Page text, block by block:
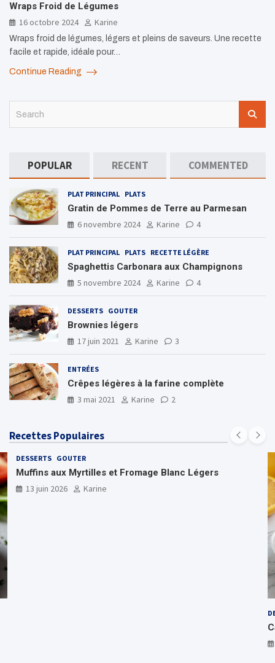
Wraps Froid de Légumes
16 octobre 2024
Karine
Wraps froid de légumes, légers et pleins de saveurs. Une recette
facile et rapide, idéale pour…
Continue Reading
POPULAR RECENT COMMENTED
PLAT PRINCIPAL PLATS
Gratin de Pommes de Terre au Parmesan
6 novembre 2024
Karine 4
PLAT PRINCIPAL PLATS RECETTE LÉGÈRE
Spaghettis Carbonara aux Champignons
5 novembre 2024
Karine 4
DESSERTS GOUTER
Brownies légers
17 juin 2021
Karine 3
ENTRÉES
Crêpes légères à la farine complète
3 mai 2021
Karine 2
Recettes Populaires
DESSERTS GOUTER
Muffins aux Myrtilles et Fromage Blanc Légers
13 juin 2026
Karine